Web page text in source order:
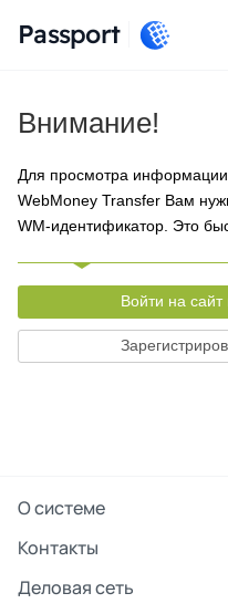
Passport
Внимание!
Для просмотра
WebMoney Transfer Вам
WM-идентификатор. Это
Войти на
О системе
Контакты
Деловая сеть